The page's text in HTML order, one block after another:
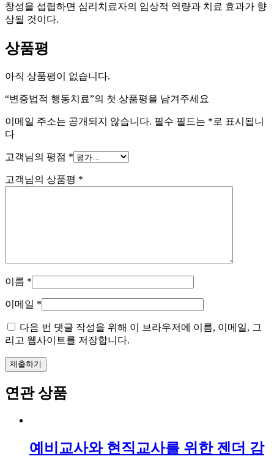
창성을 섭렵하면 심리치료자의 임상적 역량과 치료 효과가 향
상될 것이다.
상품평
아직 상품평이 없습니다.
“변증법적 행동치료”의 첫 상품평을 남겨주세요
이메일 주소는 공개되지 않습니다. 필수 필드는 *로 표시됩니
다
고객님의 평점 *
고객님의 상품평 *
이름 *
이메일 *
다음 번 댓글 작성을 위해 이 브라우저에 이름, 이메일, 그
리고 웹사이트를 저장합니다.
연관 상품
예비교사와 현직교사를 위한 젠더 감